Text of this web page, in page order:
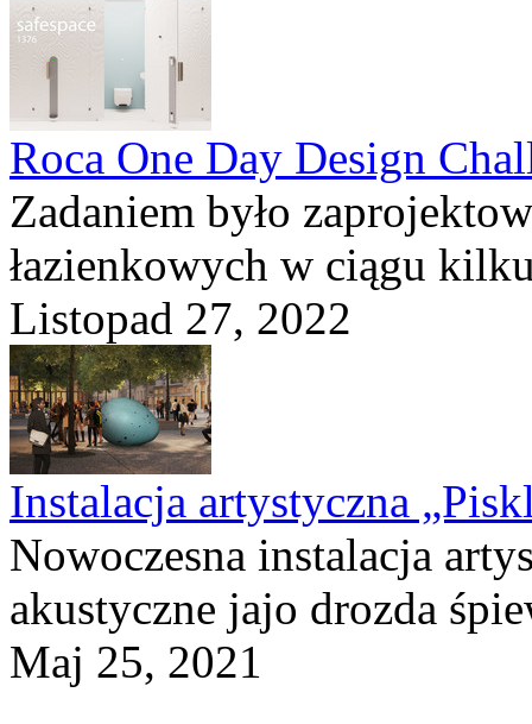
Roca One Day Design
Zadaniem było
łazienkowych w ciągu
Listopad 27, 2022
Instalacja artystyczna
Nowoczesna instalacja
akustyczne jajo drozda
Maj 25, 2021